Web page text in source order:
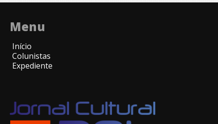
Menu
Início
Colunistas
Expediente